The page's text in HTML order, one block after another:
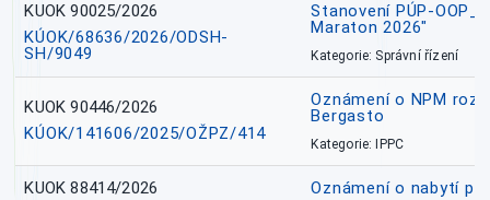
KUOK 90025/2026
KÚOK/68636/2026/ODSH-
SH/9049
Stanovení PÚP-
Maraton 2026"
Kategorie: Správní řízení
KUOK 90446/2026
KÚOK/141606/2025/OŽPZ/414
Oznámení o NPM
Bergasto
Kategorie: IPPC
KUOK 88414/2026
Oznámení o nabytí